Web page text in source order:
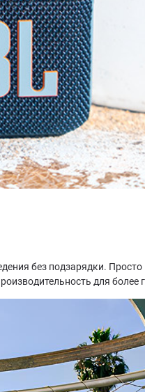
без подзарядки.
для более